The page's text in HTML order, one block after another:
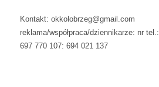
Kontakt: okkolobrzeg@gmail.com
reklama/współpraca/dziennikarze: nr tel.:
697 770 107: 694 021 137